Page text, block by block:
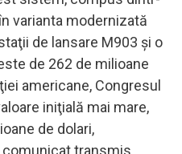
varianta modernizată
de lansare M903 şi o
de 262 de milioane
americane, Congresul
iniţială mai mare,
de dolari,
transmis